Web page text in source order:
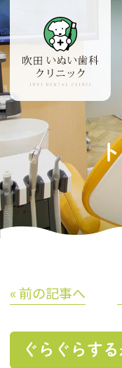
« 前の記事へ
ぐらぐらす